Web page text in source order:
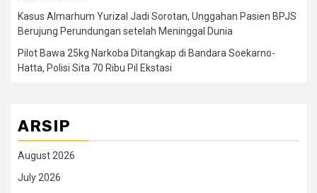
Kasus Almarhum Yurizal Jadi Sorotan, Unggahan Pasien BPJS
Berujung Perundungan setelah Meninggal Dunia
Pilot Bawa 25kg Narkoba Ditangkap di Bandara Soekarno-
Hatta, Polisi Sita 70 Ribu Pil Ekstasi
ARSIP
August 2026
July 2026